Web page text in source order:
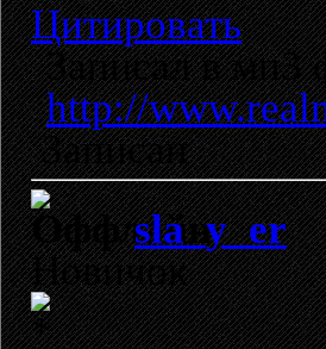
Цитировать
Записал в мп3
http://
Записан
sla_y_er
Новичок